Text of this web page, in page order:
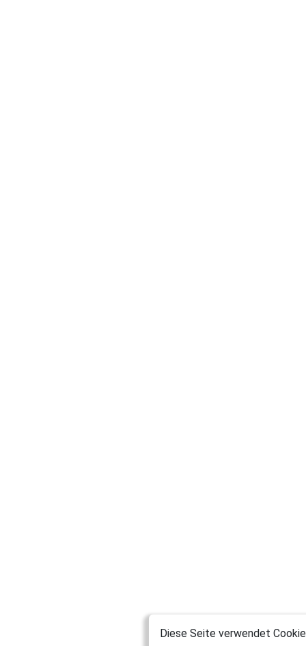
Diese Seite verwendet